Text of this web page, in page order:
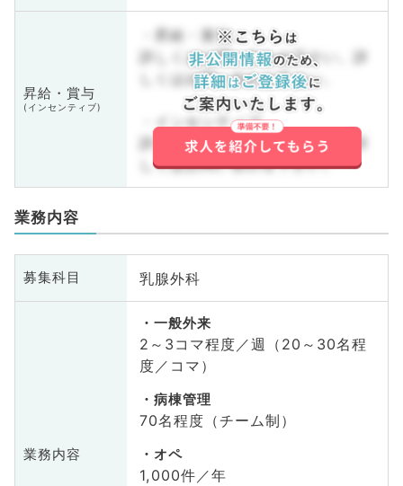
昇給・賞与
(インセンティブ)
・昇給・賞与
詳しくはお問い合わせ下さい。詳
しくはお問い合わせ下さい。
・インセンティブ
詳しくはお問い合わせ下さい。詳
しくはお問い合わせ下さい。
業務内容
募集科目 乳腺外科
業務内容
一般外来
2～3コマ程度／週（20～30名程
度／コマ）
病棟管理
70名程度（チーム制）
オペ
1,000件／年